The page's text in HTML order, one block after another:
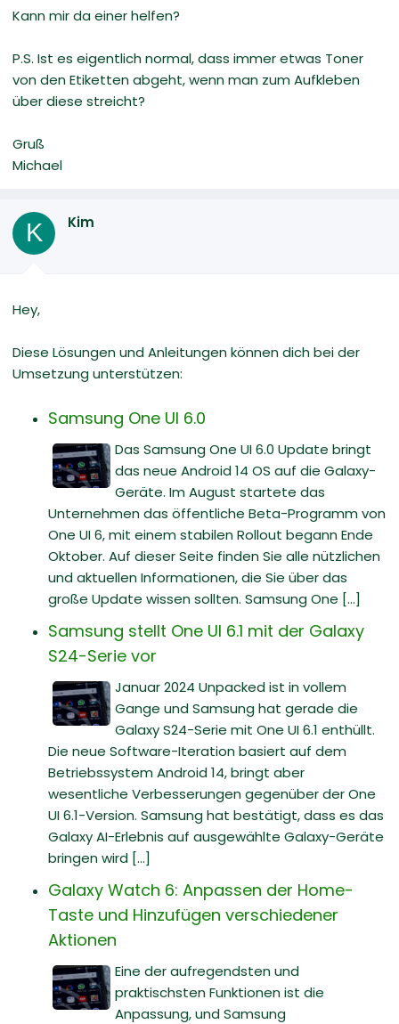
Kann mir da einer helfen?
P.S. Ist es eigentlich normal, dass immer etwas Toner
von den Etiketten abgeht, wenn man zum Aufkleben
über diese streicht?
Gruß
Michael
K Kim
Hey,
Diese Lösungen und Anleitungen können dich bei der
Umsetzung unterstützen:
Samsung One UI 6.0
Das Samsung One UI 6.0 Update bringt
das neue Android 14 OS auf die Galaxy-
Geräte. Im August startete das
Unternehmen das öffentliche Beta-Programm von
One UI 6, mit einem stabilen Rollout begann Ende
Oktober. Auf dieser Seite finden Sie alle nützlichen
und aktuellen Informationen, die Sie über das
große Update wissen sollten. Samsung One [...]
Samsung stellt One UI 6.1 mit der Galaxy
S24-Serie vor
Januar 2024 Unpacked ist in vollem
Gange und Samsung hat gerade die
Galaxy S24-Serie mit One UI 6.1 enthüllt.
Die neue Software-Iteration basiert auf dem
Betriebssystem Android 14, bringt aber
wesentliche Verbesserungen gegenüber der One
UI 6.1-Version. Samsung hat bestätigt, dass es das
Galaxy AI-Erlebnis auf ausgewählte Galaxy-Geräte
bringen wird [...]
Galaxy Watch 6: Anpassen der Home-
Taste und Hinzufügen verschiedener
Aktionen
Eine der aufregendsten und
praktischsten Funktionen ist die
Anpassung, und Samsung